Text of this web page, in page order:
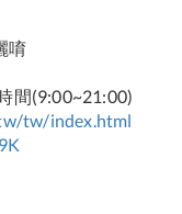
唷
間(9:00~21:00)
tw/index.html